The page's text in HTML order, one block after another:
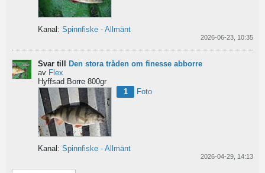
Kanal: Spinnfiske - Allmänt
2026-06-23, 10:35
Svar till Den stora tråden om finesse abborre
av Flex
Hyffsad Borre 800gr
1
Foto
Kanal: Spinnfiske - Allmänt
2026-04-29, 14:13